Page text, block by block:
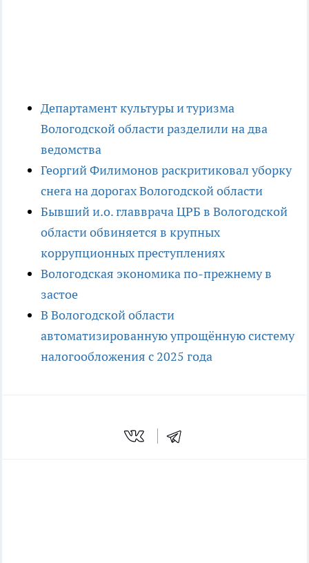
Департамент культуры и туризма
Вологодской области разделили на два
ведомства
Георгий Филимонов раскритиковал уборку
снега на дорогах Вологодской области
Бывший и.о. главврача ЦРБ в Вологодской
области обвиняется в крупных
коррупционных преступлениях
Вологодская экономика по-прежнему в
застое
В Вологодской области
автоматизированную упрощённую систему
налогообложения с 2025 года